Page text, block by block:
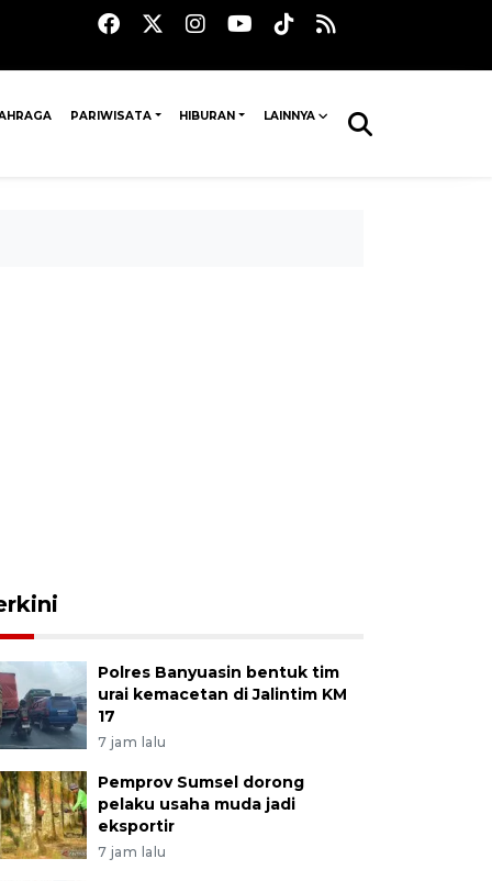
PARIWISATA HIBURAN LAINNYA
Polres Banyuasin bentuk tim
urai kemacetan di Jalintim KM
17
7 jam lalu
Pemprov Sumsel dorong
pelaku usaha muda jadi
eksportir
7 jam lalu